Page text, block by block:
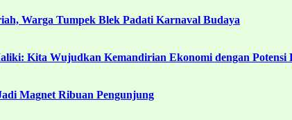
Warga Tumpek Blek Padati Karnaval Budaya
Kita Wujudkan Kemandirian Ekonomi dengan Potensi
Magnet Ribuan Pengunjung